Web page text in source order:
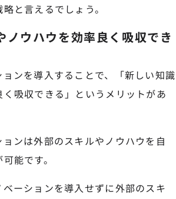
と言えるでしょう。
ノウハウを効率良く吸収でき
ンを導入することで、「新しい知識
吸収できる」というメリットがあ
ンは外部のスキルやノウハウを自
能です。
ーションを導入せずに外部のスキ